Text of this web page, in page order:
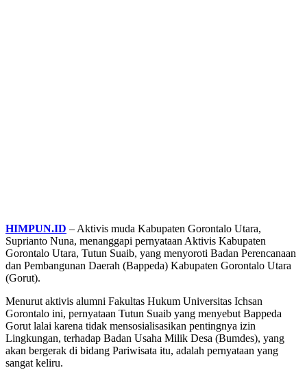
HIMPUN.ID – Aktivis muda Kabupaten Gorontalo Utara,
Suprianto Nuna, menanggapi pernyataan Aktivis Kabupaten
Gorontalo Utara, Tutun Suaib, yang menyoroti Badan Perencanaan
dan Pembangunan Daerah (Bappeda) Kabupaten Gorontalo Utara
(Gorut).
Menurut aktivis alumni Fakultas Hukum Universitas Ichsan
Gorontalo ini, pernyataan Tutun Suaib yang menyebut Bappeda
Gorut lalai karena tidak mensosialisasikan pentingnya izin
Lingkungan, terhadap Badan Usaha Milik Desa (Bumdes), yang
akan bergerak di bidang Pariwisata itu, adalah pernyataan yang
sangat keliru.